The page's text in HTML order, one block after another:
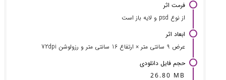
فرمت اثر
از نوع psd و لایه باز است
ابعاد اثر
عرض 9 سانتی متر × ارتفاع 16 سانتی متر و رزولوشن 72dpi
حجم فایل دانلودی
26.80 MB